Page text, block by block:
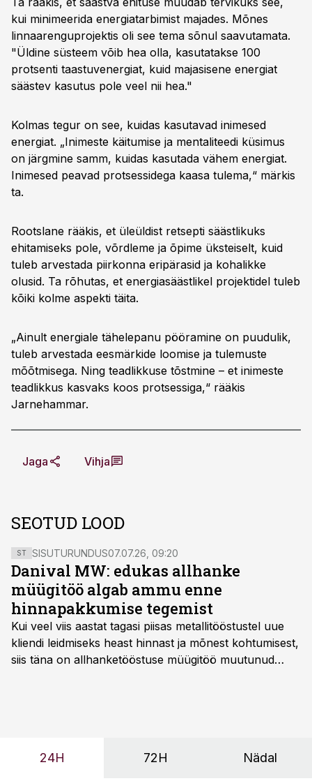
kui minimeerida energiatarbimist majades. Mõnes
linnaarenguprojektis oli see tema sõnul saavutamata.
"Üldine süsteem võib hea olla, kasutatakse 100
protsenti taastuvenergiat, kuid majasisene energiat
säästev kasutus pole veel nii hea."
Kolmas tegur on see, kuidas kasutavad inimesed
energiat. „Inimeste käitumise ja mentaliteedi küsimus
on järgmine samm, kuidas kasutada vähem energiat.
Inimesed peavad protsessidega kaasa tulema,“ märkis
ta.
Rootslane rääkis, et üleüldist retsepti säästlikuks
ehitamiseks pole, võrdleme ja õpime üksteiselt, kuid
tuleb arvestada piirkonna eripärasid ja kohalikke
olusid. Ta rõhutas, et energiasäästlikel projektidel tuleb
kõiki kolme aspekti täita.
„Ainult energiale tähelepanu pööramine on puudulik,
tuleb arvestada eesmärkide loomise ja tulemuste
mõõtmisega. Ning teadlikkuse tõstmine – et inimeste
teadlikkus kasvaks koos protsessiga,“ rääkis
Jarnehammar.
Jaga Vihja
SEOTUD LOOD
ST SISUTURUNDUS07.07.26, 09:20
Danival MW: edukas allhanke
müügitöö algab ammu enne
hinnapakkumise tegemist
Kui veel viis aastat tagasi piisas metallitööstustel uue
kliendi leidmiseks heast hinnast ja mõnest kohtumisest,
siis täna on allhanketööstuse müügitöö muutunud
24H 72H Nädal